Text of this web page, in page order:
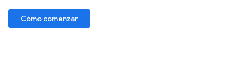
Cómo comenzar